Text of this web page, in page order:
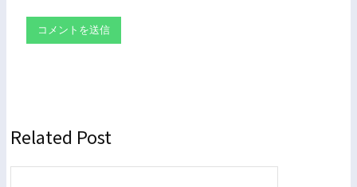
Related Post